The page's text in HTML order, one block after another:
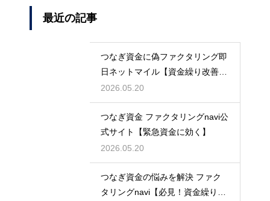
最近の記事
つなぎ資金に偽ファクタリング即
日ネットマイル【資金繰り改善に
最適】
2026.05.20
つなぎ資金 ファクタリングnavi公
式サイト【緊急資金に効く】
2026.05.20
つなぎ資金の悩みを解決 ファク
タリングnavi【必見！資金繰り対